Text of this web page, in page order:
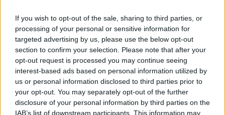
If you wish to opt-out of the sale, sharing to third parties, or
processing of your personal or sensitive information for
targeted advertising by us, please use the below opt-out
section to confirm your selection. Please note that after your
opt-out request is processed you may continue seeing
interest-based ads based on personal information utilized by
us or personal information disclosed to third parties prior to
your opt-out. You may separately opt-out of the further
disclosure of your personal information by third parties on the
IAB’s list of downstream participants. This information may
ΕΛΛΑΔΑ
Καιρός: Έως 38 βαθμούς η θερμοκρασία – Πού
αναμένονται βροχές και καταιγίδες
7/08/2026 - 8:08πμ